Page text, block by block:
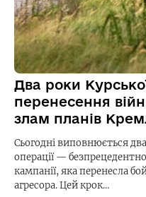
Два роки
перенесення
злам планів
Сьогодні виповнюється
операції —
кампанії, яка перенесла
агресора. Цей крок…